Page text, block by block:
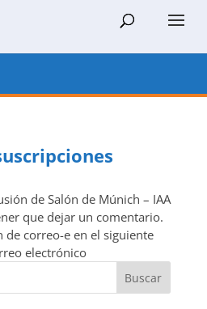
de Salón de Múnich – IAA
que dejar un comentario.
correo-e en el siguiente
electrónico